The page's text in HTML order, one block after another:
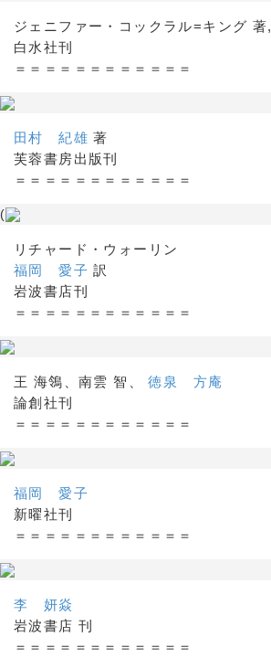
ジェニファー・コックラル=キング 著,
白水社刊
＝＝＝＝＝＝＝＝＝＝＝＝
田村 紀雄 著
芙蓉書房出版刊
＝＝＝＝＝＝＝＝＝＝＝＝
(
リチャード・ウォーリン
福岡 愛子 訳
岩波書店刊
＝＝＝＝＝＝＝＝＝＝＝＝
王 海鴒、南雲 智、徳泉 方庵
論創社刊
＝＝＝＝＝＝＝＝＝＝＝＝
福岡 愛子
新曜社刊
＝＝＝＝＝＝＝＝＝＝＝＝
李 妍焱
岩波書店 刊
＝＝＝＝＝＝＝＝＝＝＝＝